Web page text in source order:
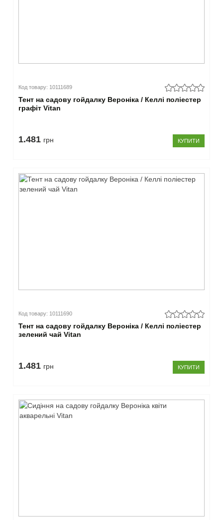
Код товару: 10111689
Тент на садову гойдалку Вероніка / Келлі поліестер
графіт Vitan
1.481 грн КУПИТИ
Код товару: 10111690
Тент на садову гойдалку Вероніка / Келлі поліестер
зелений чай Vitan
1.481 грн КУПИТИ